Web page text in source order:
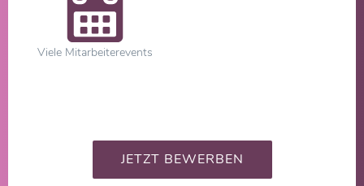
Viele Mitarbeiterevents
JETZT BEWERBEN